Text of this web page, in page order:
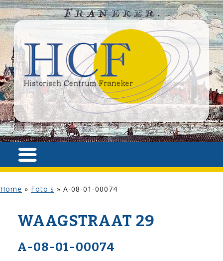
Home » Foto's » A-08-01-00074
WAAG­STRAAT 29
A-08-01-00074